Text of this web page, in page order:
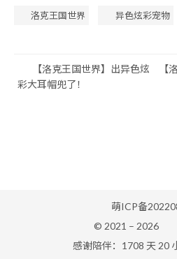
洛克王国世界 异色炫彩宠物
【洛克王国世界】出异色炫
彩大耳帽兜了！
【
萌ICP备
© 2021 – 2026
感谢陪伴：1708 天 20